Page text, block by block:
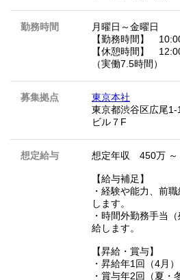
勤務時間
月曜日～金曜日
【勤務時間】
【休憩時間】
（実働7.5時間）
募集拠点
東京本社
東京都渋谷区広尾
ビル７F
想定給与 想定年収 450万 ～
【給与補足】
・経験や能力、前
します。
・時間外勤務手当
給します。
【昇給・賞与】
・昇給年1回（4月）
・賞与年2回（夏・